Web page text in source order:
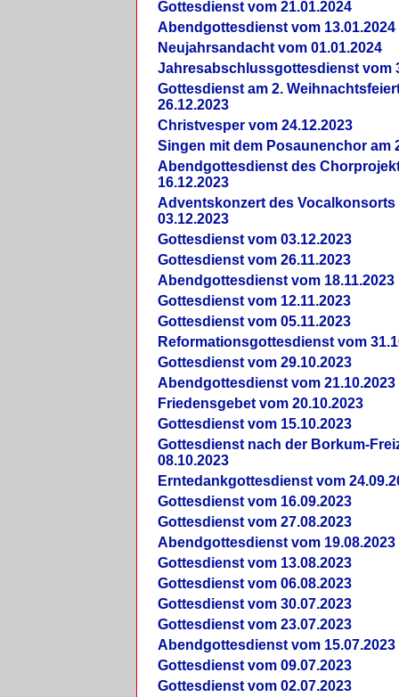
Gottesdienst vom 21.01.2024
Abendgottesdienst vom 13.01.2024
Neujahrsandacht vom 01.01.2024
Jahresabschlussgottesdienst vom
Gottesdienst am 2.
26.12.2023
Christvesper vom 24.12.2023
Singen mit dem Posaunenchor am
Abendgottesdienst des
16.12.2023
Adventskonzert des Vocalkonsorts
03.12.2023
Gottesdienst vom 03.12.2023
Gottesdienst vom 26.11.2023
Abendgottesdienst vom 18.11.2023
Gottesdienst vom 12.11.2023
Gottesdienst vom 05.11.2023
Reformationsgottesdienst vom
Gottesdienst vom 29.10.2023
Abendgottesdienst vom 21.10.2023
Friedensgebet vom 20.10.2023
Gottesdienst vom 15.10.2023
Gottesdienst nach der Borkum-
08.10.2023
Erntedankgottesdienst vom
Gottesdienst vom 16.09.2023
Gottesdienst vom 27.08.2023
Abendgottesdienst vom 19.08.2023
Gottesdienst vom 13.08.2023
Gottesdienst vom 06.08.2023
Gottesdienst vom 30.07.2023
Gottesdienst vom 23.07.2023
Abendgottesdienst vom 15.07.2023
Gottesdienst vom 09.07.2023
Gottesdienst vom 02.07.2023